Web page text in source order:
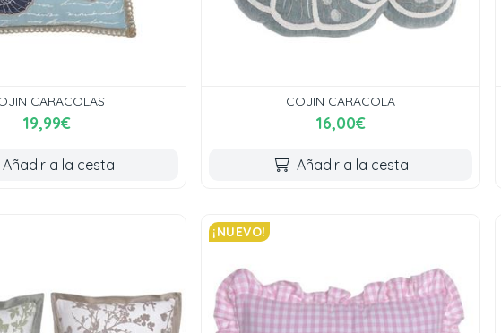
CARACOLAS
19,99€
Añadir a la cesta
COJIN CARACOLA
16,00€
Añadir a la cesta
¡NUEVO!